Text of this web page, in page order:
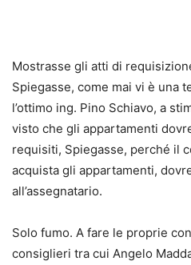
Mostrasse gli atti di
Spiegasse, come mai vi è una
l’ottimo ing. Pino Schiavo, a
visto che gli appartamenti
requisiti, Spiegasse, perché il
acquista gli appartamenti,
all’assegnatario.
Solo fumo. A fare le proprie
consiglieri tra cui Angelo